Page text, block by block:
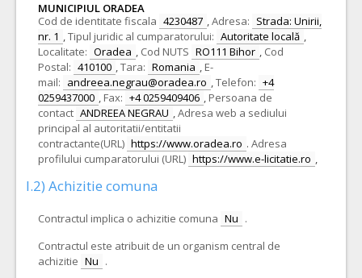
MUNICIPIUL ORADEA
Cod de identitate fiscala 4230487 ,Adresa: Strada: Unirii,
nr. 1 ,Tipul juridic al cumparatorului: Autoritate locală ,
Localitate: Oradea , Cod NUTS RO111 Bihor , Cod
Postal: 410100 ,Tara: Romania , E-
mail: andreea.negrau@oradea.ro ,Telefon: +4
0259437000 , Fax: +4 0259409406 , Persoana de
contact ANDREEA NEGRAU ,Adresa web a sediului
principal al autoritatii/entitatii
contractante(URL) https://www.oradea.ro . Adresa
profilului cumparatorului (URL) https://www.e-licitatie.ro ,
I.2) Achizitie comuna
Contractul implica o achizitie comuna Nu .
Contractul este atribuit de un organism central de
achizitie Nu .